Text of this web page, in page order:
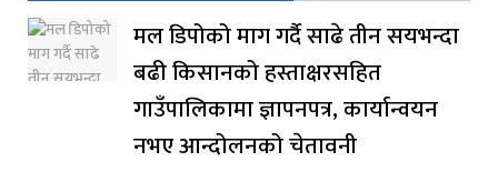
मल डिपोको माग गर्दै साढे तीन सयभन्दा
बढी किसानको हस्ताक्षरसहित
गाउँपालिकामा ज्ञापनपत्र, कार्यान्वयन
नभए आन्दोलनको चेतावनी